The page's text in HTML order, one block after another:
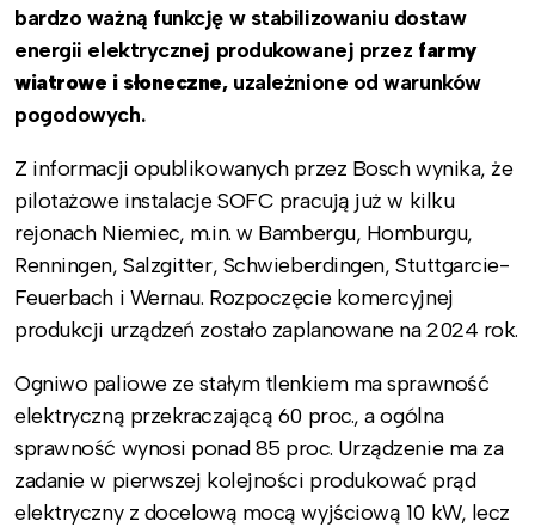
bardzo ważną funkcję w stabilizowaniu dostaw
energii elektrycznej produkowanej przez farmy
wiatrowe i słoneczne, uzależnione od warunków
pogodowych.
Z informacji opublikowanych przez Bosch wynika, że
pilotażowe instalacje SOFC pracują już w kilku
rejonach Niemiec, m.in. w Bambergu, Homburgu,
Renningen, Salzgitter, Schwieberdingen, Stuttgarcie-
Feuerbach i Wernau. Rozpoczęcie komercyjnej
produkcji urządzeń zostało zaplanowane na 2024 rok.
Ogniwo paliowe ze stałym tlenkiem ma sprawność
elektryczną przekraczającą 60 proc., a ogólna
sprawność wynosi ponad 85 proc. Urządzenie ma za
zadanie w pierwszej kolejności produkować prąd
elektryczny z docelową mocą wyjściową 10 kW, lecz